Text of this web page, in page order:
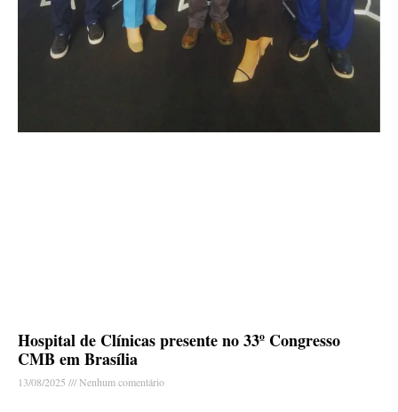
Hospital de Clínicas presente no 33º Congresso
CMB em Brasília
13/08/2025 Nenhum comentário